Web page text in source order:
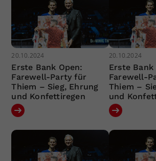
20.10.2024
Erste Bank Open:
Farewell-Party für
Thiem – Sieg, Ehrung
und Konfettiregen
20.10.2024
Erste Bank
Farewell-
Thiem –
und